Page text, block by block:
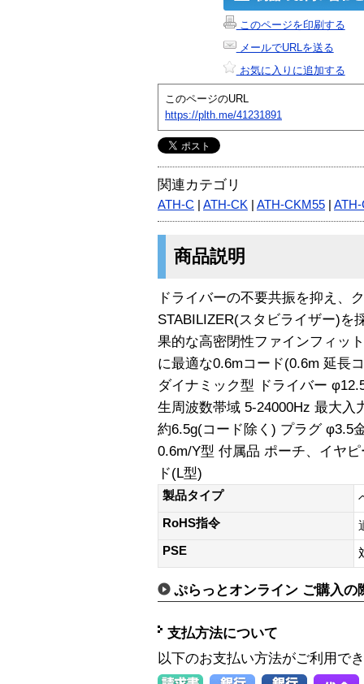
このページを印刷する
メールでURLを送る
お気に入りに追加する
このページのURL
https://plth.me/41231891
関連カテゴリ
ATH-C ATH-CK ATH-CKM55
商品説明
ドライバーの不要共振を抑え、
STABILIZER(スタビライザー)を
果的な高密閉性ファインフィッ
に最適な0.6mコード(0.6m 延長
ダイナミック型 ドライバー
生周波数帯域 5-24000Hz 最大
約6.5g(コード除く) プラグ φ3.5
0.6m/Y型 付属品 ポーチ、イヤ
ド(L型)
製品タイプ
RoHS指令
PSE
ぷらっとオンライン ご購入の
支払方法について
以下のお支払い方法がご利用で